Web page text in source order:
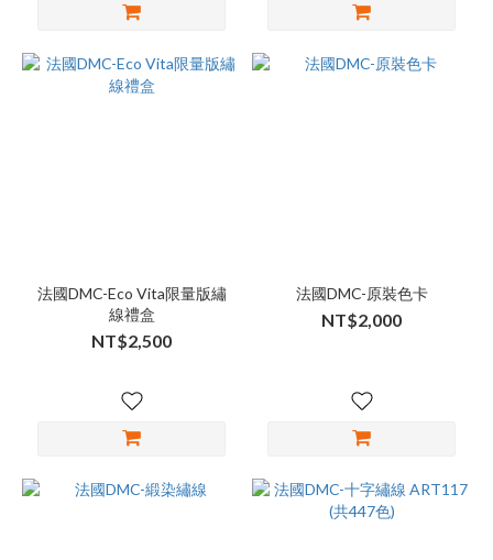
法國DMC-Eco Vita限量版繡
線禮盒
NT$2,500
法國DMC-原裝色卡
NT$2,000